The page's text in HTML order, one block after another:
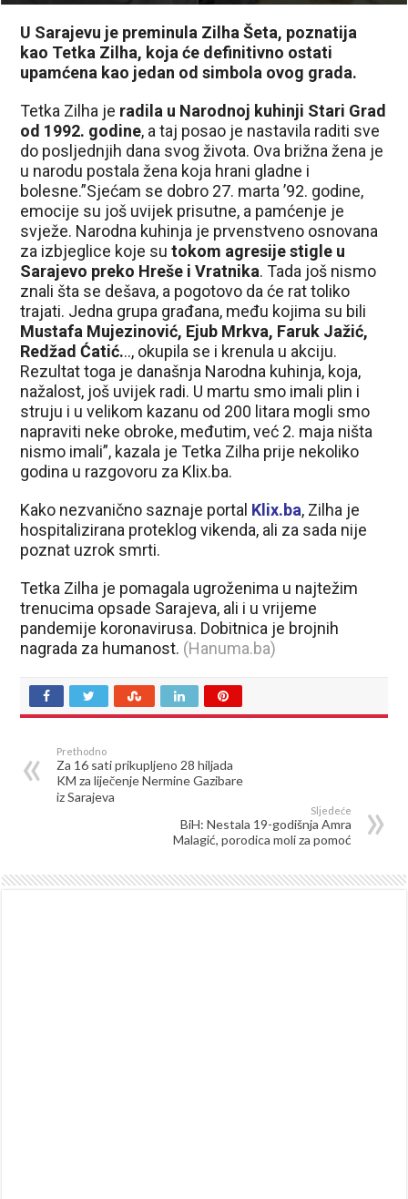
U Sarajevu je preminula Zilha Šeta, poznatija
kao Tetka Zilha, koja će definitivno ostati
upamćena kao jedan od simbola ovog grada.
Tetka Zilha je radila u Narodnoj kuhinji Stari Grad
od 1992. godine, a taj posao je nastavila raditi sve
do posljednjih dana svog života. Ova brižna žena je
u narodu postala žena koja hrani gladne i
bolesne.”Sjećam se dobro 27. marta ’92. godine,
emocije su još uvijek prisutne, a pamćenje je
svježe. Narodna kuhinja je prvenstveno osnovana
za izbjeglice koje su tokom agresije stigle u
Sarajevo preko Hreše i Vratnika. Tada još nismo
znali šta se dešava, a pogotovo da će rat toliko
trajati. Jedna grupa građana, među kojima su bili
Mustafa Mujezinović, Ejub Mrkva, Faruk Jažić,
Redžad Ćatić..., okupila se i krenula u akciju.
Rezultat toga je današnja Narodna kuhinja, koja,
nažalost, još uvijek radi. U martu smo imali plin i
struju i u velikom kazanu od 200 litara mogli smo
napraviti neke obroke, međutim, već 2. maja ništa
nismo imali”, kazala je Tetka Zilha prije nekoliko
godina u razgovoru za Klix.ba.
Kako nezvanično saznaje portal Klix.ba, Zilha je
hospitalizirana proteklog vikenda, ali za sada nije
poznat uzrok smrti.
Tetka Zilha je pomagala ugroženima u najtežim
trenucima opsade Sarajeva, ali i u vrijeme
pandemije koronavirusa. Dobitnica je brojnih
nagrada za humanost. (Hanuma.ba)
Prethodno
Za 16 sati prikupljeno 28 hiljada
KM za liječenje Nermine Gazibare
iz Sarajeva
Sljedeće
BiH: Nestala 19-godišnja Amra
Malagić, porodica moli za pomoć